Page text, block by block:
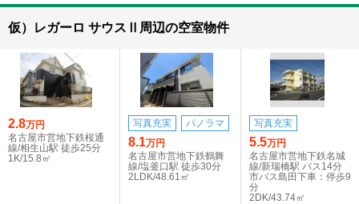
仮）レガーロ サウスⅡ周辺の空室物件
2.8万円
名古屋市営地下鉄桜通
線/相生山駅 徒歩25分
1K/15.8㎡
写真充実 パノラマ
8.1万円
名古屋市営地下鉄鶴舞
線/塩釜口駅 徒歩30分
2LDK/48.61㎡
写真充実
5.5万円
名古屋市営地下鉄名城
線/新瑞橋駅 バス14分
市バス島田下車：停歩9
分
2DK/43.74㎡